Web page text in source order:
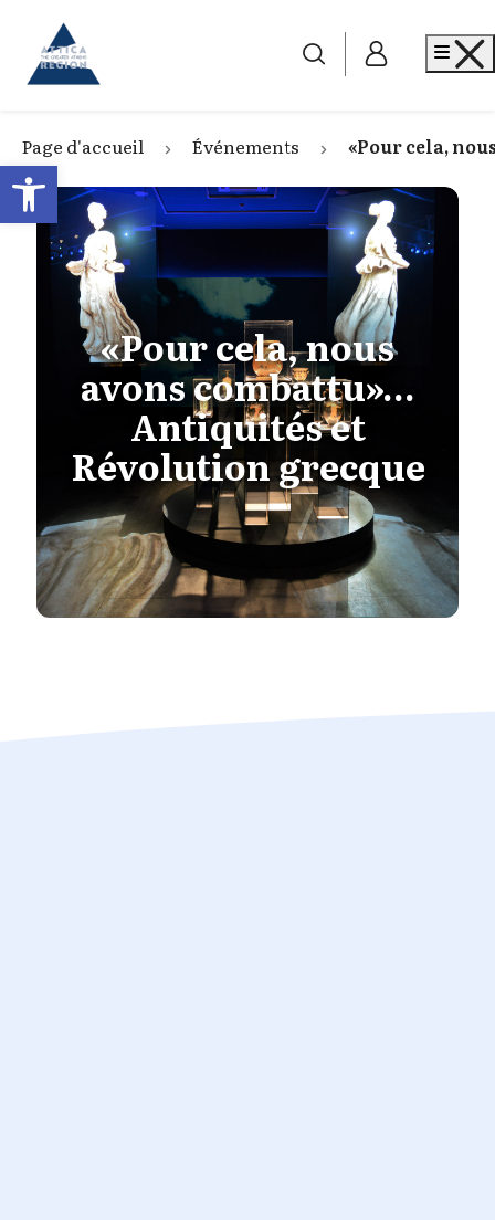
Open toolbar
Go to home
Page d'accueil Événements «Pour cela,
«Pour cela, nous
avons combattu»…
Antiquités et
Révolution grecque